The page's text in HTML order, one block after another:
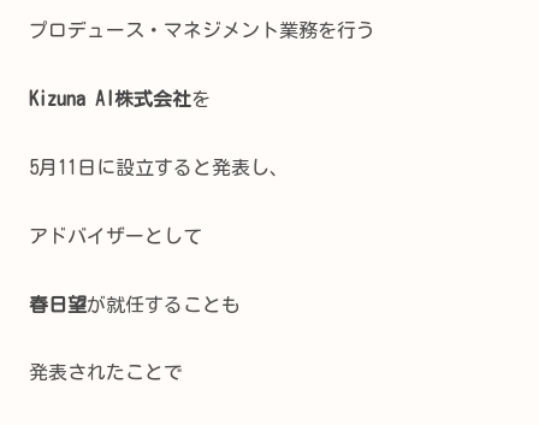
プロデュース・マネジメント業務を行う
Kizuna AI株式会社を
5月11日に設立すると発表し、
アドバイザーとして
春日望が就任することも
発表されたことで